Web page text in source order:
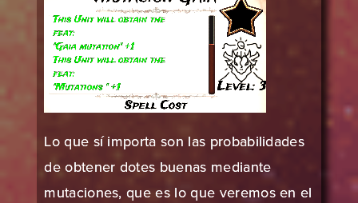
Lo que sí importa son las probabilidades
de obtener dotes buenas mediante
mutaciones, que es lo que veremos en el